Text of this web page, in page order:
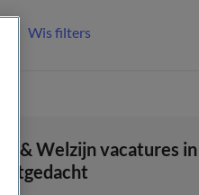
Wis filters
& Welzijn vacatures in